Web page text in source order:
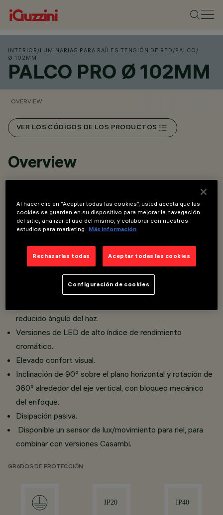
INTERIOR /LUMINARIAS PARA RAÍLES TENSIÓN DE RED /PALCO /
Ø 102MM
PALCO PRO Ø 102MM
OVERVIEW
VER LOS CÓDIGOS DE LOS PRODUCTOS
Overview
Un innovador sistema Push&Go que facilita y agiliza el
cambio de los refractores y los accesorios, in situ y de
manera segura.
Posibilidad de instalación de hasta tres accesorios
planos y uno exterior en el mismo cuerpo de iluminación
Realizado en aluminio fundido a presión y material
reducido ángulo del haz.
Versiones de LED de alto índice de rendimiento
cromático.
Elevado confort visual.
Inclinación de 90º sobre el plano horizontal y rotación de
360º alrededor del eje vertical, con bloqueo mecánico
del enfoque.
Disipación pasiva.
Disponible un sensor de lux/movimiento para riel, para
combinar con versiones Casambi.
GRADOS DE PROTECCIÓN
Al hacer clic en “Aceptar todas las cookies”, usted acepta que las
cookies se guarden en su dispositivo para mejorar la navegación
del sitio, analizar el uso del mismo, y colaborar con nuestros
estudios para marketing.
Más información
Rechazarlas todas Aceptar todas las cookies
Configuración de cookies